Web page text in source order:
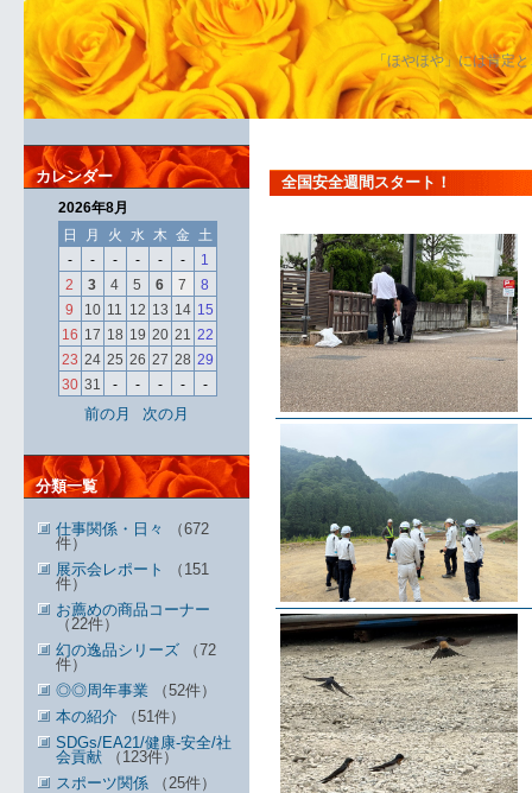
「ほやほや」には肯定
全国安全週間スタート！
カレンダー
2026年8月
日
月 火 水 木 金 土
-
- - - - -
1
2
3 4 5 6 7
8
9
10 11 12 13 14 15
16 17 18 19 20 21 22
23 24 25 26 27 28 29
30 31 - - - - -
前の月 次の月
分類一覧
仕事関係・日々
（672
件）
展示会レポート
（151
件）
お薦めの商品コーナー
（22件）
幻の逸品シリーズ （72
件）
◎◎周年事業 （52件）
本の紹介 （51件）
SDGs/EA21/健康-安全/社
会貢献 （123件）
スポーツ関係 （25件）